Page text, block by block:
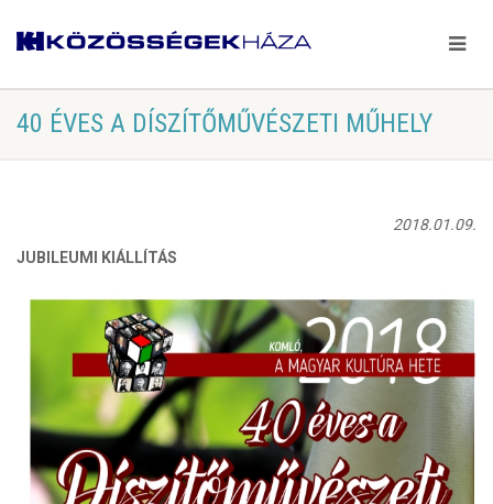
40 ÉVES A DÍSZÍTŐMŰVÉSZETI MŰHELY
2018.01.09.
JUBILEUMI KIÁLLÍTÁS